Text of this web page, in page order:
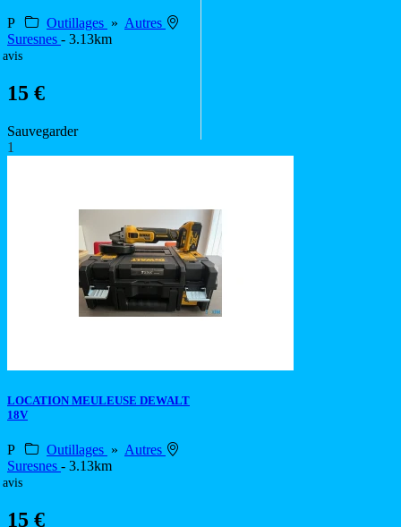
P Outillages » Autres
Suresnes - 3.13km
avis
15 €
Sauvegarder
1
LOCATION MEULEUSE DEWALT
18V
P Outillages » Autres
Suresnes - 3.13km
avis
15 €